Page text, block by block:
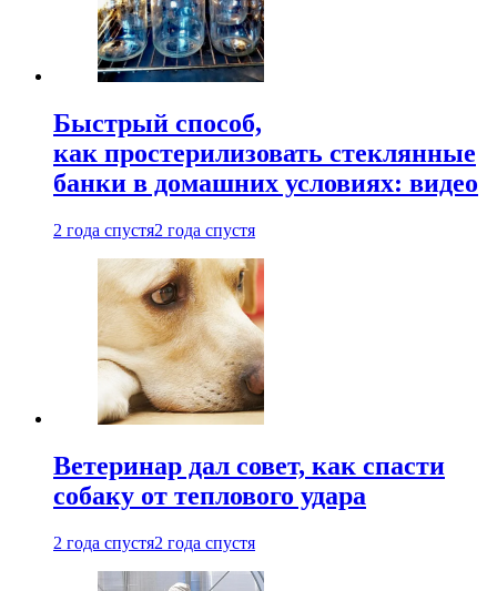
Быстрый способ,
как простерилизовать стеклянные
банки в домашних условиях: видео
2 года спустя2 года спустя
Ветеринар дал совет, как спасти
собаку от теплового удара
2 года спустя2 года спустя